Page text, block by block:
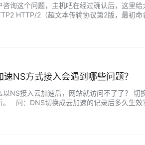
咨询这个问题，主机吧在经过确认后，这
HTTP/2（超文本传输协议第2版，最初
速NS方式接入会遇到哪些问题？
以NS接入云加速后，网站就访问不了了？
。 问：DNS切换成云加速的记录后多久生